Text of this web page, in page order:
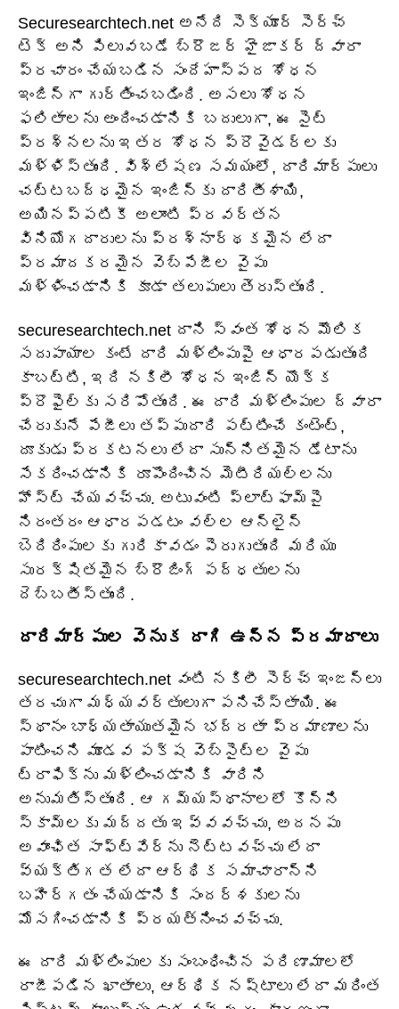
Securesearchtech.net అనేది సెక్యూర్ సెర్చ్
టెక్ అని పిలువబడే బ్రౌజర్ హైజాకర్ ద్వారా
ప్రచారం చేయబడిన సందేహాస్పద శోధన
ఇంజిన్‌గా గుర్తించబడింది. అసలు శోధన
ఫలితాలను అందించడానికి బదులుగా, ఈ సైట్
ప్రశ్నలను ఇతర శోధన ప్రొవైడర్లకు
మళ్ళిస్తుంది. విశ్లేషణ సమయంలో, దారిమార్పులు
చట్టబద్ధమైన ఇంజిన్‌కు దారితీశాయి,
అయినప్పటికీ అలాంటి ప్రవర్తన
వినియోగదారులను ప్రశ్నార్థకమైన లేదా
ప్రమాదకరమైన వెబ్‌పేజీల వైపు
మళ్ళించడానికి కూడా తలుపులు తెరుస్తుంది.
securesearchtech.net దాని స్వంత శోధన మౌలిక
సదుపాయాల కంటే దారి మళ్లింపుపై ఆధారపడుతుంది
కాబట్టి, ఇది నకిలీ శోధన ఇంజిన్ యొక్క
ప్రొఫైల్‌కు సరిపోతుంది. ఈ దారి మళ్లింపుల ద్వారా
చేరుకునే పేజీలు తప్పుదారి పట్టించే కంటెంట్,
దూకుడు ప్రకటనలు లేదా సున్నితమైన డేటాను
సేకరించడానికి రూపొందించిన మెటీరియల్‌లను
హోస్ట్ చేయవచ్చు. అటువంటి ప్లాట్‌ఫామ్‌పై
నిరంతరం ఆధారపడటం వల్ల ఆన్‌లైన్
బెదిరింపులకు గురికావడం పెరుగుతుంది మరియు
సురక్షితమైన బ్రౌజింగ్ పద్ధతులను
దెబ్బతీస్తుంది.
దారిమార్పుల వెనుక దాగి ఉన్న ప్రమాదాలు
securesearchtech.net వంటి నకిలీ సెర్చ్ ఇంజన్లు
తరచుగా మధ్యవర్తులుగా పనిచేస్తాయి. ఈ
స్థానం బాధ్యతాయుతమైన భద్రతా ప్రమాణాలను
పాటించని మూడవ పక్ష వెబ్‌సైట్‌ల వైపు
ట్రాఫిక్‌ను మళ్లించడానికి వారిని
అనుమతిస్తుంది. ఆ గమ్యస్థానాలలో కొన్ని
స్కామ్‌లకు మద్దతు ఇవ్వవచ్చు, అదనపు
అవాంఛిత సాఫ్ట్‌వేర్‌ను నెట్టవచ్చు లేదా
వ్యక్తిగత లేదా ఆర్థిక సమాచారాన్ని
బహిర్గతం చేయడానికి సందర్శకులను
మోసగించడానికి ప్రయత్నించవచ్చు.
ఈ దారి మళ్లింపులకు సంబంధించిన పరిణామాలలో
రాజీపడిన ఖాతాలు, ఆర్థిక నష్టాలు లేదా మరింత